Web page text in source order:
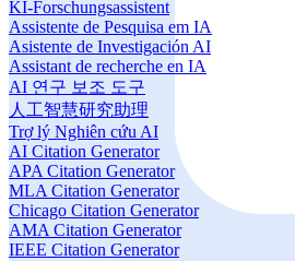
KI-Forschungsassistent
Assistente de Pesquisa em IA
Asistente de Investigación AI
Assistant de recherche en IA
AI 연구 보조 도구
人工智慧研究助理
Trợ lý Nghiên cứu AI
AI Citation Generator
APA Citation Generator
MLA Citation Generator
Chicago Citation Generator
AMA Citation Generator
IEEE Citation Generator